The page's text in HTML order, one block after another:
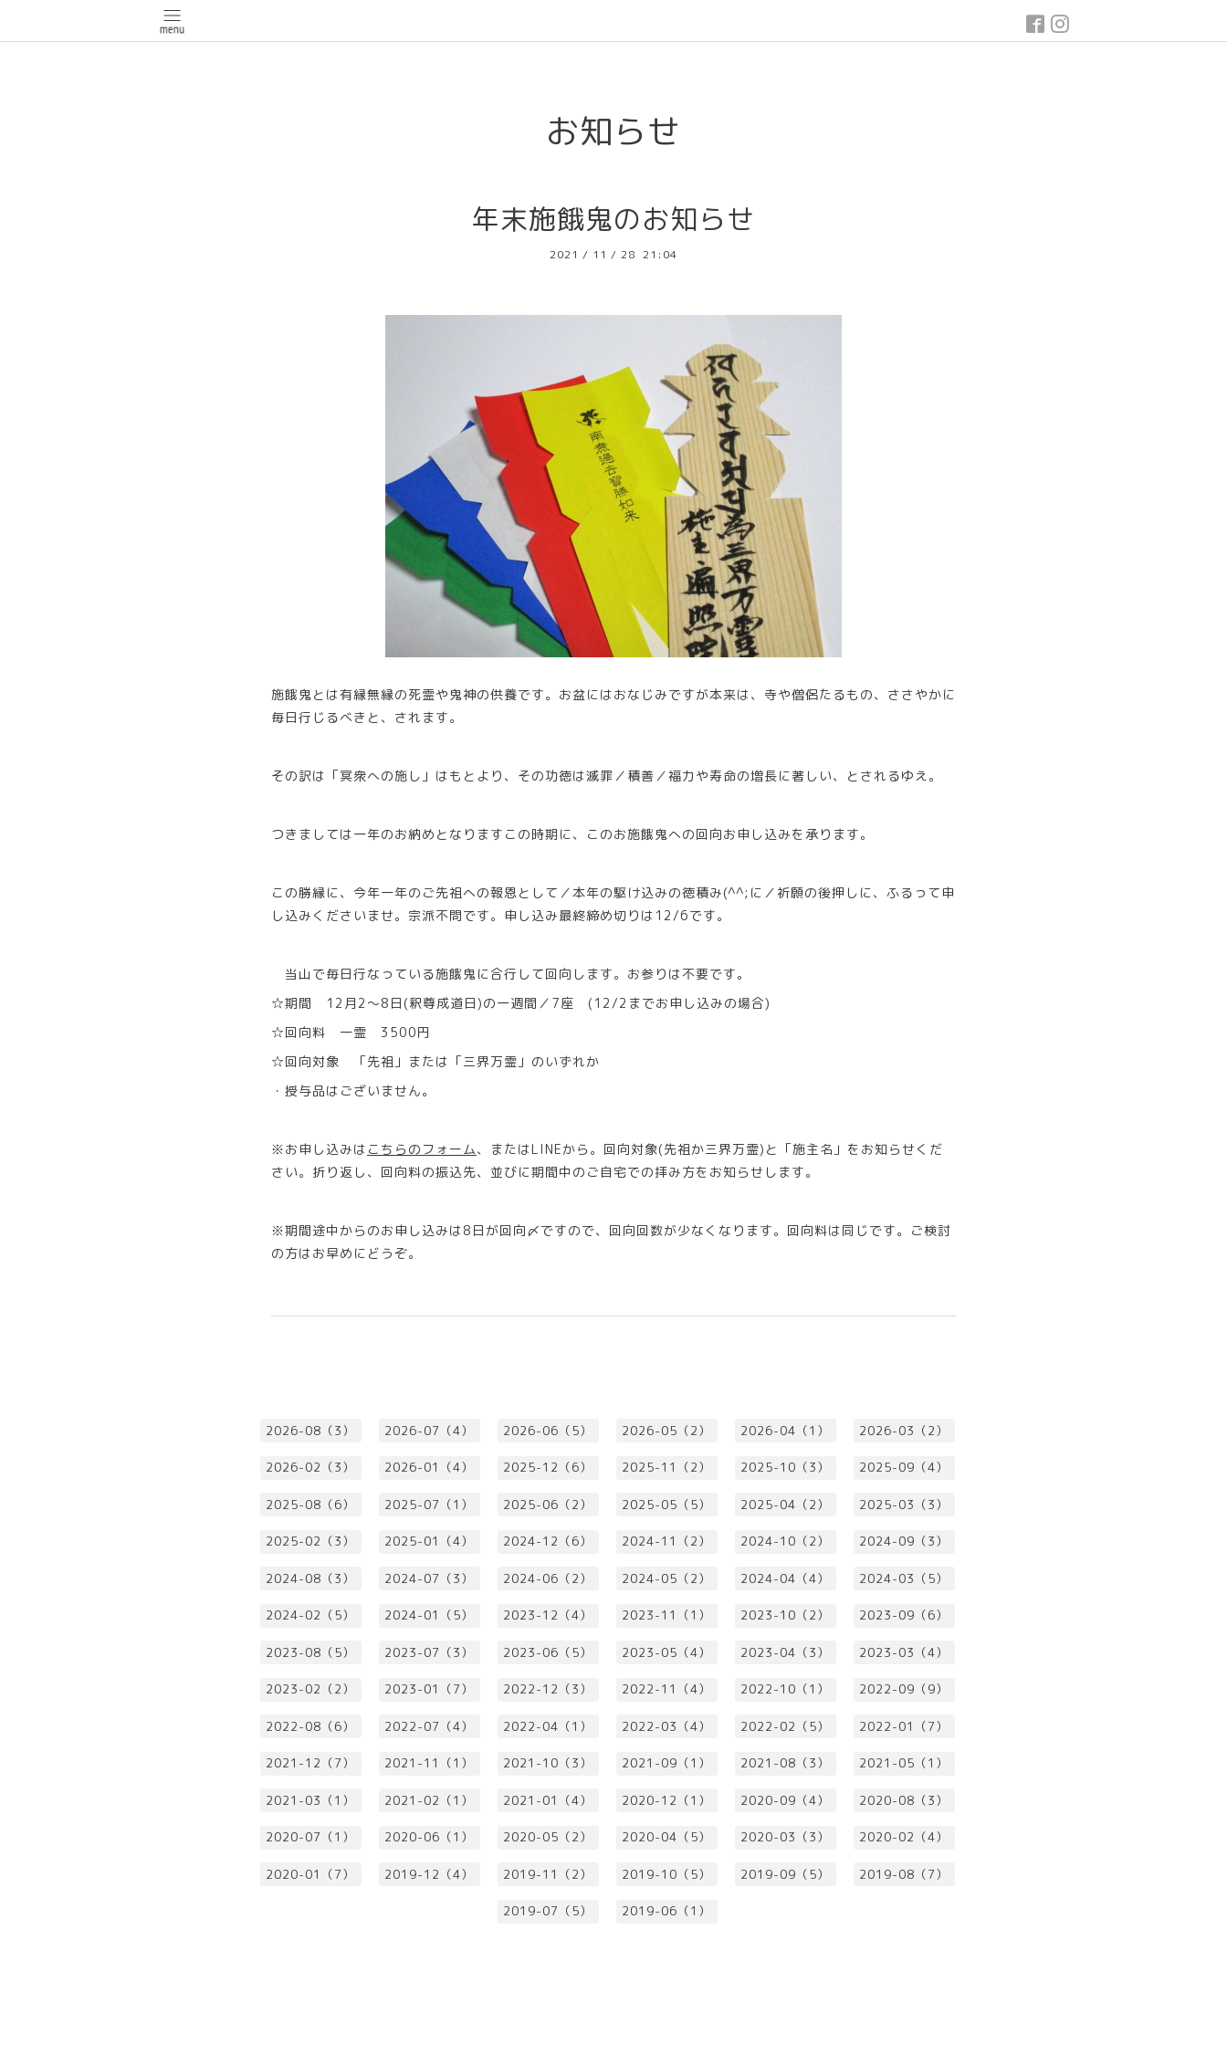
google-site-verification: google03647e12badb45de.html
お知らせ
年末施餓鬼のお知らせ
2021 / 11 / 28 21:04
施餓鬼とは有縁無縁の死霊や鬼神の供養です。お盆にはおなじみですが本来は、寺や僧侶たるもの、ささやかに
毎日行じるべきと、されます。
その訳は「冥衆への施し」はもとより、その功徳は滅罪／積善／福力や寿命の増長に著しい、とされるゆえ。
つきましては一年のお納めとなりますこの時期に、このお施餓鬼への回向お申し込みを承ります。
この勝縁に、今年一年のご先祖への報恩として／本年の駆け込みの徳積み(^^;に／祈願の後押しに、ふるって申
し込みくださいませ。宗派不問です。申し込み最終締め切りは12/6です。
当山で毎日行なっている施餓鬼に合行して回向します。お参りは不要です。
☆期間 12月2～8日(釈尊成道日)の一週間／7座 (12/2までお申し込みの場合)
☆回向料 一霊 3500円
☆回向対象 「先祖」または「三界万霊」のいずれか
・授与品はございません。
※お申し込みは こちらのフォーム、またはLINEから。回向対象(先祖か三界万霊)と「施主名」をお知らせくだ
さい。折り返し、回向料の振込先、並びに期間中のご自宅での拝み方をお知らせします。
※期間途中からのお申し込みは8日が回向〆ですので、回向回数が少なくなります。回向料は同じです。ご検討
の方はお早めにどうぞ。
2026-08（3） 2026-07（4） 2026-06（5） 2026-05（2） 2026-04（1） 2026-03（2）
2026-02（3） 2026-01（4） 2025-12（6） 2025-11（2） 2025-10（3） 2025-09（4）
2025-08（6） 2025-07（1） 2025-06（2） 2025-05（5） 2025-04（2） 2025-03（3）
2025-02（3） 2025-01（4） 2024-12（6） 2024-11（2） 2024-10（2） 2024-09（3）
2024-08（3） 2024-07（3） 2024-06（2） 2024-05（2） 2024-04（4） 2024-03（5）
2024-02（5） 2024-01（5） 2023-12（4） 2023-11（1） 2023-10（2） 2023-09（6）
2023-08（5） 2023-07（3） 2023-06（5） 2023-05（4） 2023-04（3） 2023-03（4）
2023-02（2） 2023-01（7） 2022-12（3） 2022-11（4） 2022-10（1） 2022-09（9）
2022-08（6） 2022-07（4） 2022-04（1） 2022-03（4） 2022-02（5） 2022-01（7）
2021-12（7） 2021-11（1） 2021-10（3） 2021-09（1） 2021-08（3） 2021-05（1）
2021-03（1） 2021-02（1） 2021-01（4） 2020-12（1） 2020-09（4） 2020-08（3）
2020-07（1） 2020-06（1） 2020-05（2） 2020-04（5） 2020-03（3） 2020-02（4）
2020-01（7） 2019-12（4） 2019-11（2） 2019-10（5） 2019-09（5） 2019-08（7）
2019-07（5） 2019-06（1）